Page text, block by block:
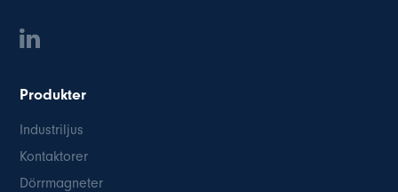
Produkter
Industriljus
Kontaktorer
Dörrmagneter